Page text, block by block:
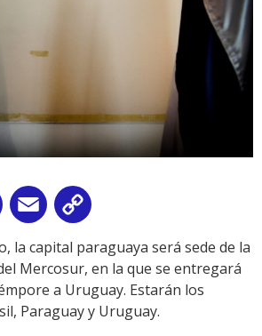
WhatsApp
Email
Link
la capital paraguaya será sede de la
Mercosur, en la que se entregará
a Uruguay. Estarán los
Paraguay y Uruguay.